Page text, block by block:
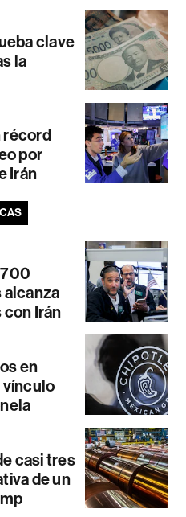
clave
la
récord
por
Irán
alcanza
con Irán
en
vínculo
casi tres
de un